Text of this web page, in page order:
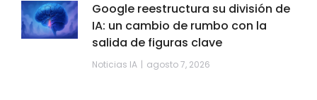
Google reestructura su división de
IA: un cambio de rumbo con la
salida de figuras clave
Noticias IA agosto 7, 2026